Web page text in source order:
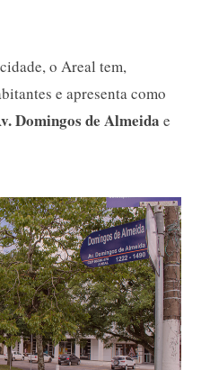
o Areal tem,
e apresenta como
Domingos de Almeida e